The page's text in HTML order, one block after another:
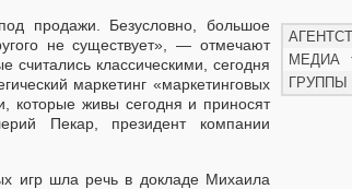
продажи. Безусловно, большое
не существует», — отмечают
считались классическими, сегодня
маркетинг «маркетинговых
которые живы сегодня и приносят
Пекар, президент компании
игр шла речь в докладе Михаила
МЕДИА
ГРУППЫ